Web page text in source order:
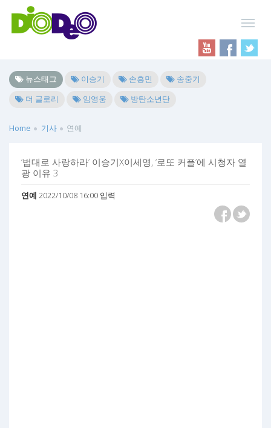
뉴스태그 이승기 손흥민
송중기
더 글로리
임영웅 방탄소년단
Home 기사 연예
‘법대로 사랑하라’ 이승기X이세영, ‘로또 커플’에 시청자 열
광 이유 3
연예 2022/10/08 16:00 입력